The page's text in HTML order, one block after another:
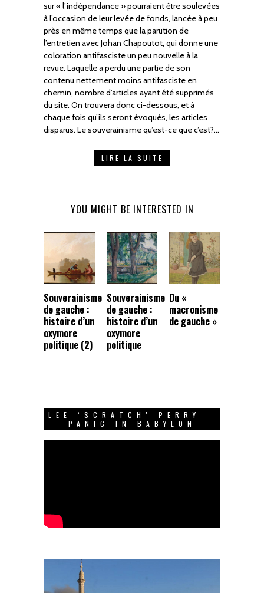
sur « l’indépendance » pourraient être soulevées
à l’occasion de leur levée de fonds, lancée à peu
près en même temps que la parution de
l’entretien avec Johan Chapoutot, qui donne une
coloration antifasciste un peu nouvelle à la
revue. Laquelle a perdu une partie de son
contenu nettement moins antifasciste en
chemin, nombre d’articles ayant été supprimés
du site. On trouvera donc ci-dessous, et à
chaque fois qu’ils seront évoqués, les articles
disparus. Le souverainisme qu’est-ce que c’est?…
LIRE LA SUITE
YOU MIGHT BE INTERESTED IN
Souverainisme
de gauche :
histoire d’un
oxymore
politique (2)
Souverainisme
de gauche :
histoire d’un
oxymore
politique
Du «
macronisme
de gauche »
LEE ‘SCRATCH’ PERRY –
PANIC IN BABYLON